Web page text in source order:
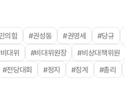
의힘 #권성동 #권영세
#당규
대위 #비대위원장
#비상대책위원
#전당대회 #정지 #징계 #총리